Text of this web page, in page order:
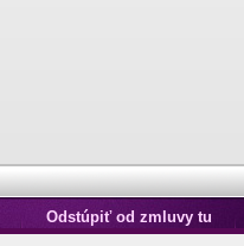
Odstúpiť od zmluvy tu